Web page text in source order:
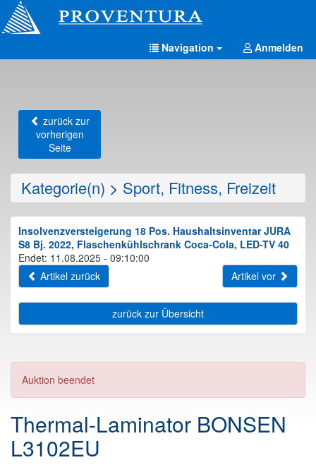
Navigation Anmelden
zurück zur
vorherigen
Seite
Kategorie(n) > Sport, Fitness, Freizeit
Insolvenzversteigerung 18 Pos. Haushaltsinventar JURA
S8 Bj. 2022, Flaschenkühlschrank Coca-Cola, LED-TV 40
Endet: 11.08.2025 - 09:10:00
Artikel zurück
Artikel vor
zurück zur Übersicht
Auktion beendet
Thermal-Laminator BONSEN
L3102EU